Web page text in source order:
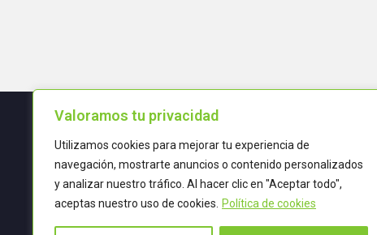
Valoramos tu privacidad
Utilizamos cookies para mejorar tu experiencia de
navegación, mostrarte anuncios o contenido personalizados
y analizar nuestro tráfico. Al hacer clic en "Aceptar todo",
aceptas nuestro uso de cookies.
Política de cookies
Términos y condiciones
POLÍTICA DE CALIDAD
TRATAMIENTO DE DATOS